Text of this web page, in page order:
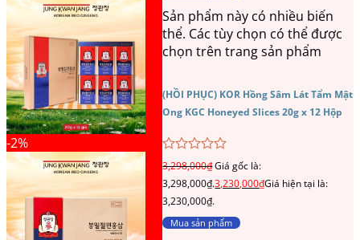
sao
Sản phẩm này có nhiều biến
thể. Các tùy chọn có thể được
chọn trên trang sản phẩm
(HỒI PHỤC) KOR Hồng Sâm Lát Tẩm Mật
Ong KGC Honeyed Slices 20g x 12 Hộp
Được
xếp
hạng
0
sao
3,298,000₫Giá gốc là:
3,298,000₫.3,230,000₫Giá hiện tại là:
3,230,000₫.
Mua sản phẩm
-2%